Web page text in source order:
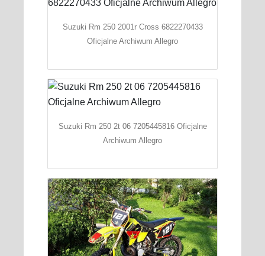
Suzuki Rm 250 2001r Cross 6822270433
Oficjalne Archiwum Allegro
Suzuki Rm 250 2t 06 7205445816 Oficjalne
Archiwum Allegro